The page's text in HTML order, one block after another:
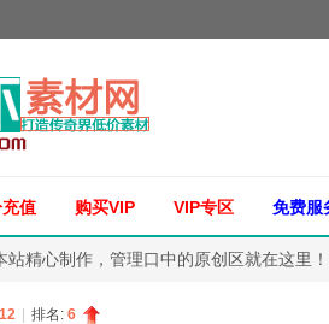
值 购买VIP VIP专区 免费服
站精心制作，管理口中的原创区就在这里
12 排名: 6